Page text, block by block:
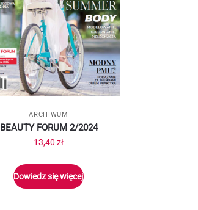
ARCHIWUM
BEAUTY FORUM 2/2024
13,40 zł
Dowiedz się więcej